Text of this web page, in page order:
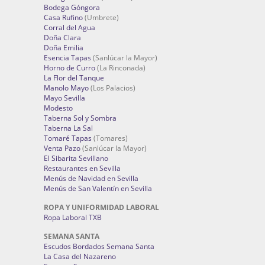
Bodega Góngora
Casa Rufino(Umbrete)
Corral del Agua
Doña Clara
Doña Emilia
Esencia Tapas (Sanlúcar la Mayor)
Horno de Curro(La Rinconada)
La Flor del Tanque
Manolo Mayo(Los Palacios)
Mayo Sevilla
Modesto
Taberna Sol y Sombra
Taberna La Sal
Tomaré Tapas (Tomares)
Venta Pazo(Sanlúcar la Mayor)
El Sibarita Sevillano
Restaurantes en Sevilla
Menús de Navidad en Sevilla
Menús de San Valentín en Sevilla
ROPA Y UNIFORMIDAD LABORAL
Ropa Laboral TXB
SEMANA SANTA
Escudos Bordados Semana Santa
La Casa del Nazareno